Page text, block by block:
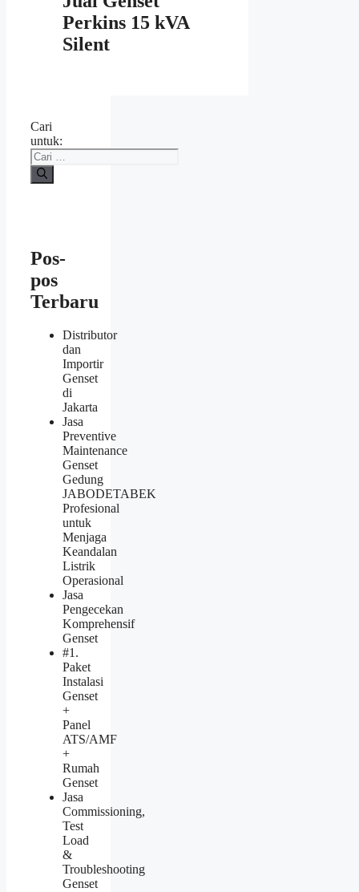
Perkins 15 kVA
Silent
Cari
untuk:
Pos-
pos
Terbaru
Distributor
dan
Importir
Genset
di
Jakarta
Jasa
Preventive
Maintenance
Genset
Gedung
JABODETABEK
Profesional
untuk
Menjaga
Keandalan
Listrik
Operasional
Jasa
Pengecekan
Komprehensif
Genset
#1.
Paket
Instalasi
Genset
+
Panel
ATS/AMF
+
Rumah
Genset
Jasa
Commissioning,
Test
Load
&
Troubleshooting
Genset